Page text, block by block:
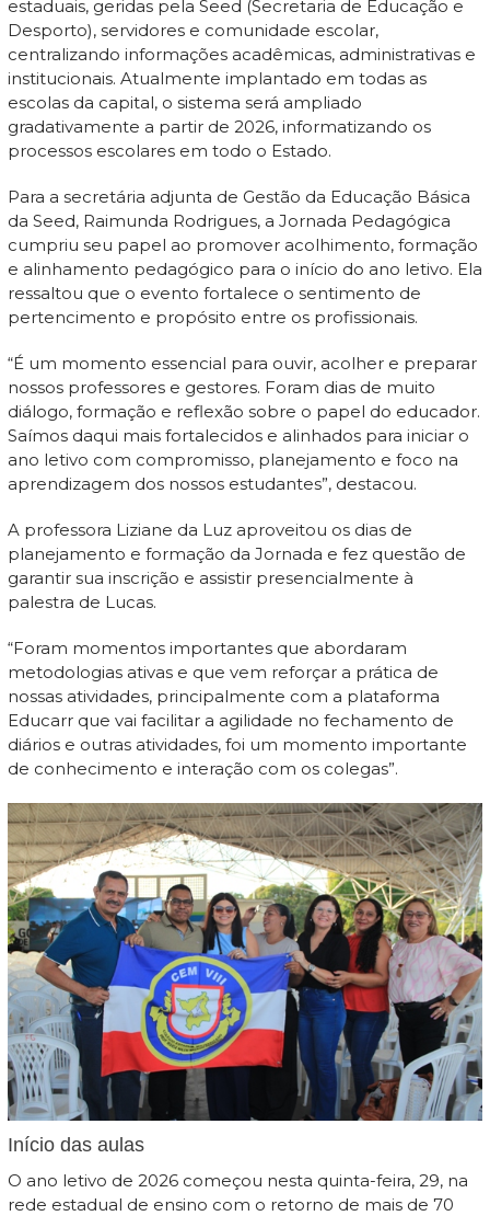
estaduais, geridas pela Seed (Secretaria de Educação e
Desporto), servidores e comunidade escolar,
centralizando informações acadêmicas, administrativas e
institucionais. Atualmente implantado em todas as
escolas da capital, o sistema será ampliado
gradativamente a partir de 2026, informatizando os
processos escolares em todo o Estado.
Para a secretária adjunta de Gestão da Educação Básica
da Seed, Raimunda Rodrigues, a Jornada Pedagógica
cumpriu seu papel ao promover acolhimento, formação
e alinhamento pedagógico para o início do ano letivo. Ela
ressaltou que o evento fortalece o sentimento de
pertencimento e propósito entre os profissionais.
“É um momento essencial para ouvir, acolher e preparar
nossos professores e gestores. Foram dias de muito
diálogo, formação e reflexão sobre o papel do educador.
Saímos daqui mais fortalecidos e alinhados para iniciar o
ano letivo com compromisso, planejamento e foco na
aprendizagem dos nossos estudantes”, destacou.
A professora Liziane da Luz aproveitou os dias de
planejamento e formação da Jornada e fez questão de
garantir sua inscrição e assistir presencialmente à
palestra de Lucas.
“Foram momentos importantes que abordaram
metodologias ativas e que vem reforçar a prática de
nossas atividades, principalmente com a plataforma
Educarr que vai facilitar a agilidade no fechamento de
diários e outras atividades, foi um momento importante
de conhecimento e interação com os colegas”.
Início das aulas
O ano letivo de 2026 começou nesta quinta-feira, 29, na
rede estadual de ensino com o retorno de mais de 70